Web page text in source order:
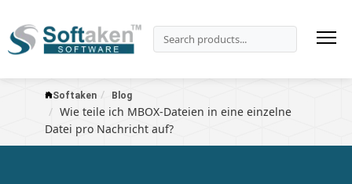
Softaken Blog
Wie teile ich MBOX-Dateien in eine einzelne
Datei pro Nachricht auf?